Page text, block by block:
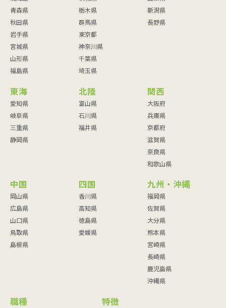
青森県
秋田県
岩手県
宮城県
山形県
福島県
栃木県
群馬県
東京都
神奈川県
千葉県
埼玉県
新潟県
長野県
東海
愛知県
岐阜県
三重県
静岡県
北陸
富山県
石川県
福井県
関西
大阪府
兵庫県
京都府
滋賀県
奈良県
和歌山県
中国
岡山県
広島県
山口県
鳥取県
島根県
四国
香川県
高知県
徳島県
愛媛県
九州・沖縄
福岡県
佐賀県
大分県
熊本県
宮崎県
長崎県
鹿児島県
沖縄県
職種 特徴